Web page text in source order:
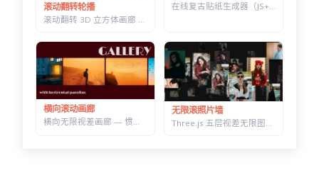
滚动翻转轮播
在线复古贴纸生成器（JS+CSS） — 改字换色调角度，一键导出透明底 PNG
横向滚动画廊
横向无限视差画廊 — 惯性滚动自动吸附居中，纯原生 JS 实现
无限滚照片墙
Three.js 五层视差无限图片墙 — 拖拽惯性滑动，滚轮加速的横向画廊